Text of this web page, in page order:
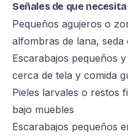
Señales de que
Pequeños agujeros o
alfombras de lana, seda
Escarabajos pequeños
cerca de tela y comida
Pieles larvales o restos
bajo muebles
Escarabajos pequeños